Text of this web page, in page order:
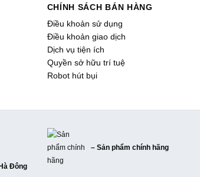
CHÍNH SÁCH BÁN HÀNG
Điều khoản sử dụng
Điều khoản giao dịch
Dịch vụ tiện ích
Quyền sở hữu trí tuệ
Robot hút bụi
Đông
– Sản phẩm chính hãng